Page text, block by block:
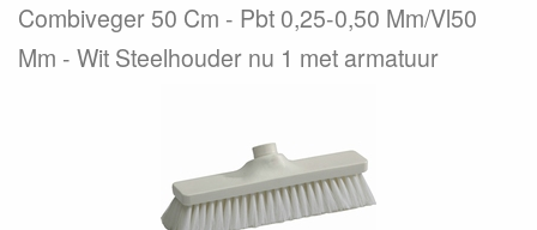
Combiveger 50 Cm - Pbt 0,25-0,50 Mm/Vl50
Mm - Wit Steelhouder nu 1 met armatuur